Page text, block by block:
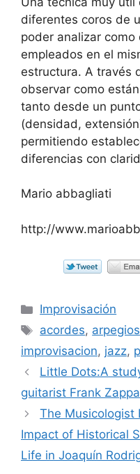
diferentes coros de
poder analizar
empleados en el
estructura. A través
observar como
tanto desde un
(densidad,
permitiendo
diferencias con
Mario abbagliati
http://
Categorías
Improvisación
Etiquetas
acordes, arpegios
improvisacion, jazz,
Little Dots:A
guitarist Frank Zappa
The Musicologist
Impact of Historical
Life in Joaquín